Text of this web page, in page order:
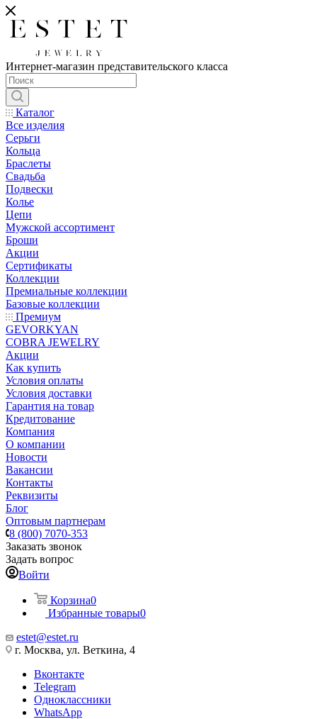
Интернет-магазин представительского класса
Каталог
Все изделия
Серьги
Кольца
Браслеты
Свадьба
Подвески
Колье
Цепи
Мужской ассортимент
Броши
Акции
Сертификаты
Коллекции
Премиальные коллекции
Базовые коллекции
Премиум
GEVORKYAN
COBRA JEWELRY
Акции
Как купить
Условия оплаты
Условия доставки
Гарантия на товар
Кредитование
Компания
О компании
Новости
Вакансии
Контакты
Реквизиты
Блог
Оптовым партнерам
8 (800) 7070-353
Заказать звонок
Задать вопрос
Войти
Корзина0
Избранные товары0
estet@estet.ru
г. Москва, ул. Веткина, 4
Вконтакте
Telegram
Одноклассники
WhatsApp